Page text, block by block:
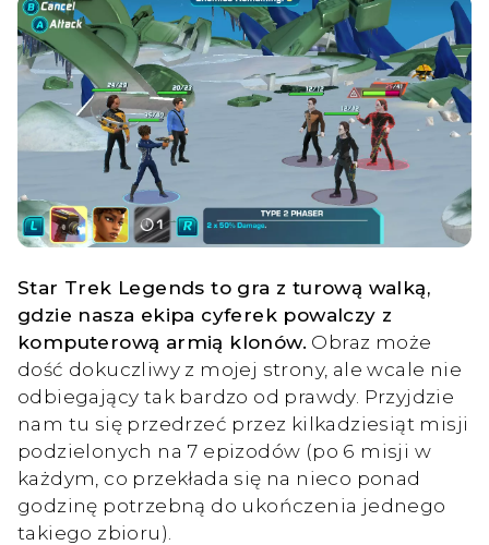
Star Trek Legends to gra z turową walką,
gdzie nasza ekipa cyferek powalczy z
komputerową armią klonów. Obraz może
dość dokuczliwy z mojej strony, ale wcale nie
odbiegający tak bardzo od prawdy. Przyjdzie
nam tu się przedrzeć przez kilkadziesiąt misji
podzielonych na 7 epizodów (po 6 misji w
każdym, co przekłada się na nieco ponad
godzinę potrzebną do ukończenia jednego
takiego zbioru).